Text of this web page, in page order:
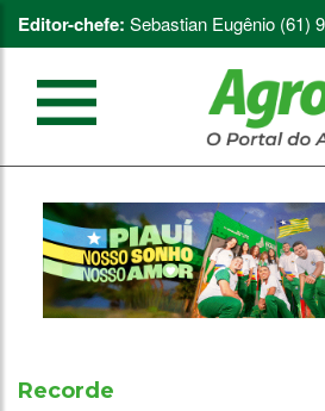
Editor-chefe: Sebastian Eugênio (61)
Recorde